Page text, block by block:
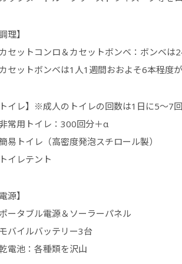
理】
カセットコンロ＆カセットボンベ：ボンベは
カセットボンベは1人1週間おおよそ6本程度が
トイレ】※成人のトイレの回数は1日に5～7回
非常用トイレ：300回分＋α
易トイレ（高密度発泡スチロール製）
イレテント
源】
ポータブル電源＆ソーラーパネル
モバイルバッテリー3台
乾電池：各種類を沢山